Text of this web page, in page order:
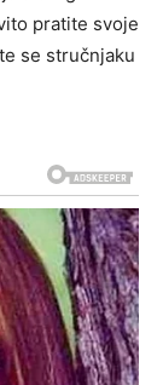
pratite svoje
se stručnjaku